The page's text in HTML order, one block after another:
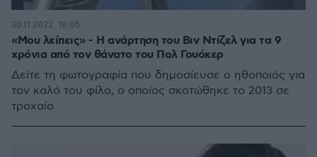
«Μου λείπεις» - Η ανάρτηση του Βιν Ντίζελ για τα 9
χρόνια από τον θάνατο του Πολ Γουόκερ
Δείτε τη φωτογραφία που δημοσίευσε ο ηθοποιός για
τον καλό του φίλο, ο οποίος σκοτώθηκε το 2013 σε
τροχαίο
30.11.2022, 18:05